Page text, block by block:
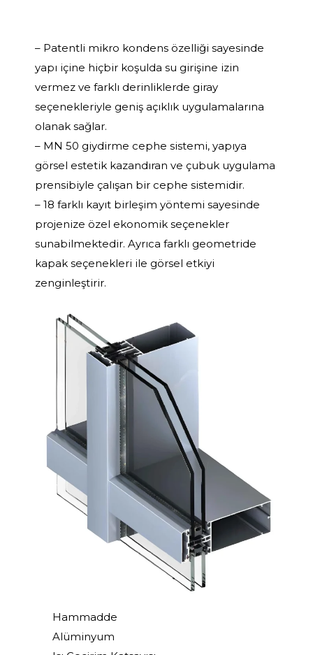
– Patentli mikro kondens özelliği sayesinde
yapı içine hiçbir koşulda su girişine izin
vermez ve farklı derinliklerde giray
seçenekleriyle geniş açıklık uygulamalarına
olanak sağlar.
– MN 50 giydirme cephe sistemi, yapıya
görsel estetik kazandıran ve çubuk uygulama
prensibiyle çalışan bir cephe sistemidir.
– 18 farklı kayıt birleşim yöntemi sayesinde
projenize özel ekonomik seçenekler
sunabilmektedir. Ayrıca farklı geometride
kapak seçenekleri ile görsel etkiyi
zenginleştirir.
Hammadde
Alüminyum